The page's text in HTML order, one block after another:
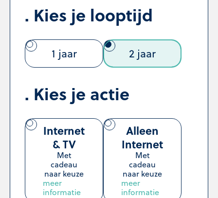
Kies je looptijd
1 jaar 2 jaar
Kies je actie
Internet
& TV
Met
cadeau
naar keuze
meer
informatie
Alleen
Internet
Met
cadeau
naar keuze
meer
informatie